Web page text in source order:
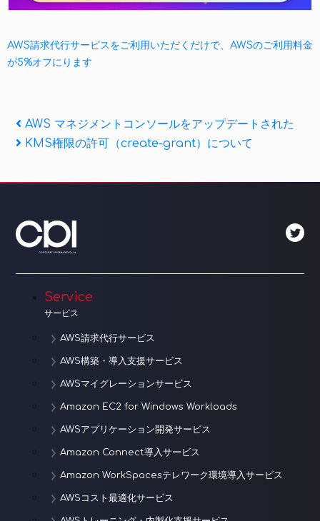
AWS請求代行サービスをご利用いただくだけで、AWSのご利用料金
が5%オフにります
投
稿
ナ
ゲ
シ
ン
Previous
Post
AWS マネジメントコンソールをアップデートされた
Next
KMS権限の許可（create-grant）について
Service
サービス
AWS請求代行サービス
AWS構築・導入支援サービス
AWSマイグレーションサービス
Amazon EC2 for Windows Workloads
AWSアプリケーション開発サービス
Amazon Connect導入サービス
Amazon WorkSpacesテレワーク環境導入サービス
AWSコスト最適化サービス